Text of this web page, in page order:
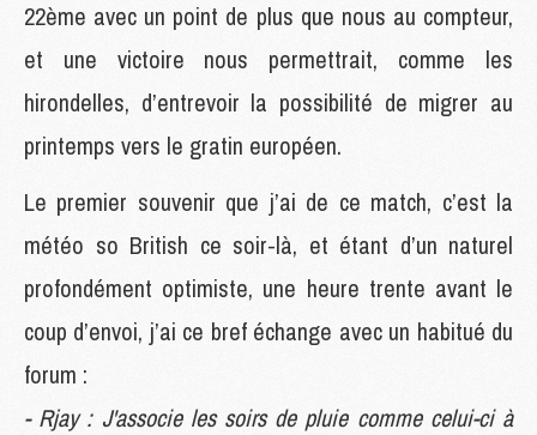
22ème avec un point de plus que nous au compteur,
et une victoire nous permettrait, comme les
hirondelles, d’entrevoir la possibilité de migrer au
printemps vers le gratin européen.
Le premier souvenir que j’ai de ce match, c’est la
météo so British ce soir-là, et étant d’un naturel
profondément optimiste, une heure trente avant le
coup d’envoi, j’ai ce bref échange avec un habitué du
forum :
- Rjay : J'associe les soirs de pluie comme celui-ci à